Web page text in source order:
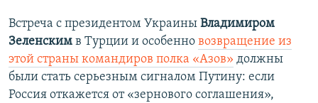
Встреча с президентом Украины Владимиром
Зеленским в Турции и особенно возвращение из
этой страны командиров полка «Азов» должны
были стать серьезным сигналом Путину: если
Россия откажется от «зернового соглашения»,